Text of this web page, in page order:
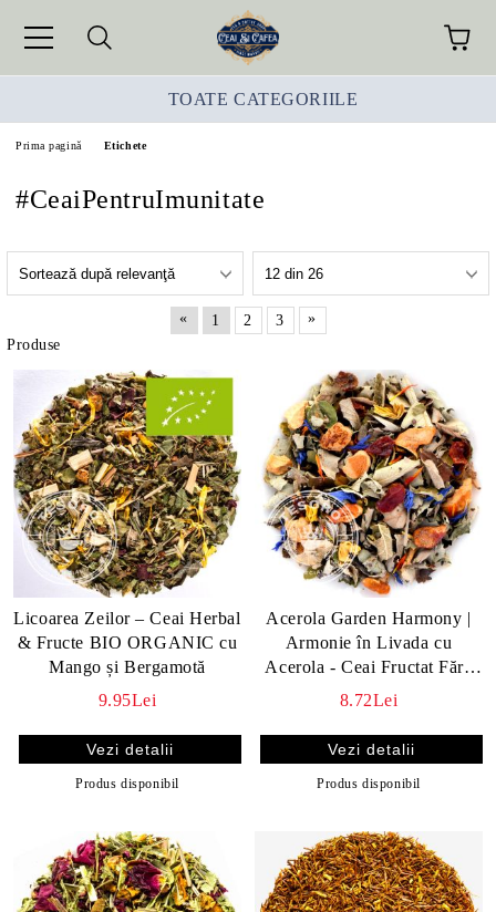
TOATE CATEGORIILE
Prima pagină Etichete
#CeaiPentruImunitate
« 1 2 3
»
Produse
Licoarea Zeilor – Ceai Herbal
& Fructe BIO ORGANIC cu
Mango și Bergamotă
9.95Lei
Vezi detalii
Produs disponibil
Acerola Garden Harmony |
Armonie în Livada cu
Acerola - Ceai Fructat Fără
Teină, cu Frunze, Flori și
8.72Lei
Vezi detalii
Produs disponibil